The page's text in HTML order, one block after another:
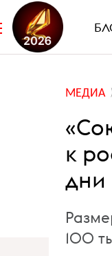
МЕДИА
к
дни
100